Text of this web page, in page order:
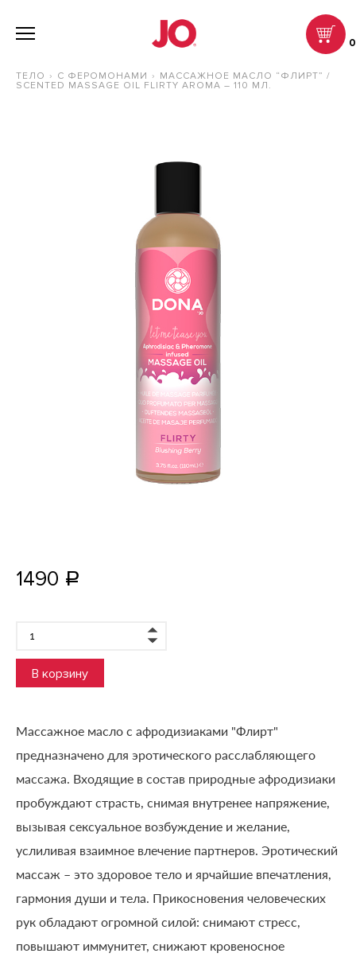
0
ТЕЛО С ФЕРОМОНАМИ
МАССАЖНОЕ МАСЛО “ФЛИРТ” /
SCENTED MASSAGE OIL FLIRTY AROMA – 110 МЛ.
1490 Р
В корзину
Массажное масло с афродизиаками "Флирт"
предназначено для эротического расслабляющего
массажа. Входящие в состав природные афродизиаки
пробуждают страсть, снимая внутренее напряжение,
вызывая сексуальное возбуждение и желание,
услиливая взаимное влечение партнеров. Эротический
массаж – это здоровое тело и ярчайшие впечатления,
гармония души и тела. Прикосновения человеческих
рук обладают огромной силой: снимают стресс,
повышают иммунитет, снижают кровеносное